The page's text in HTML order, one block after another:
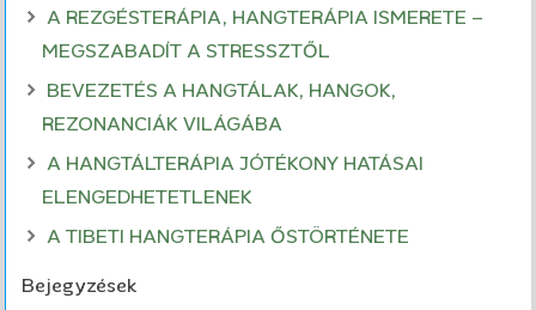
A REZGÉSTERÁPIA, HANGTERÁPIA ISMERETE –
MEGSZABADÍT A STRESSZTŐL
BEVEZETÉS A HANGTÁLAK, HANGOK,
REZONANCIÁK VILÁGÁBA
A HANGTÁLTERÁPIA JÓTÉKONY HATÁSAI
ELENGEDHETETLENEK
A TIBETI HANGTERÁPIA ŐSTÖRTÉNETE
Bejegyzések